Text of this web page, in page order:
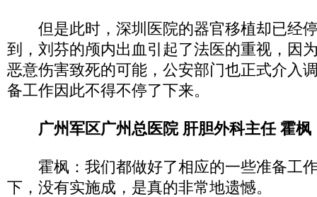
但是此时，深圳医院的器官移植却已经
到，刘芬的颅内出血引起了法医的重视，因
恶意伤害致死的可能，公安部门也正式介入
备工作因此不得不停了下来。
广州军区广州总医院 肝胆外科主任 霍枫
霍枫：我们都做好了相应的一些准备工
下，没有实施成，是真的非常地遗憾。